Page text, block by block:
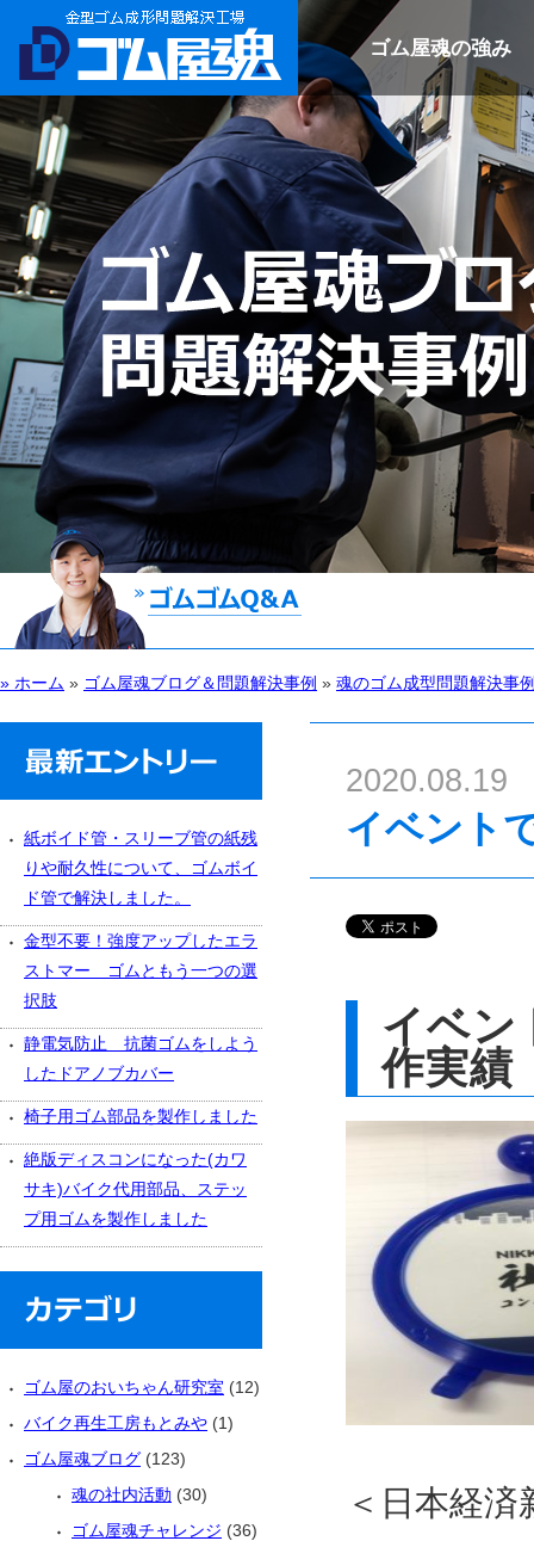
ゴム屋魂の強み
» ホーム » ゴム屋魂ブログ＆問題解決事例 » 魂のゴム成型問題解決事
2020.08.19
イベント
イベン
作実績
＜日本経
紙ボイド管・スリーブ管の紙残
りや耐久性について、ゴムボイ
ド管で解決しました。
金型不要！強度アップしたエラ
ストマー ゴムともう一つの選
択肢
静電気防止 抗菌ゴムをしよう
したドアノブカバー
椅子用ゴム部品を製作しました
絶版ディスコンになった(カワ
サキ)バイク代用部品、ステッ
プ用ゴムを製作しました
ゴム屋のおいちゃん研究室 (12)
バイク再生工房もとみや (1)
ゴム屋魂ブログ (123)
魂の社内活動 (30)
ゴム屋魂チャレンジ (36)